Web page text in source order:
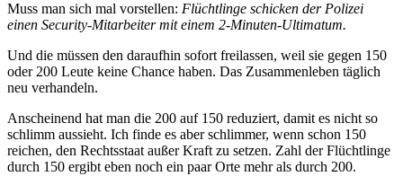
Muss man sich mal vorstellen: Flüchtlinge schicken der Polizei
einen Security-Mitarbeiter mit einem 2-Minuten-Ultimatum.
Und die müssen den daraufhin sofort freilassen, weil sie gegen 150
oder 200 Leute keine Chance haben. Das Zusammenleben täglich
neu verhandeln.
Anscheinend hat man die 200 auf 150 reduziert, damit es nicht so
schlimm aussieht. Ich finde es aber schlimmer, wenn schon 150
reichen, den Rechtsstaat außer Kraft zu setzen. Zahl der Flüchtlinge
durch 150 ergibt eben noch ein paar Orte mehr als durch 200.